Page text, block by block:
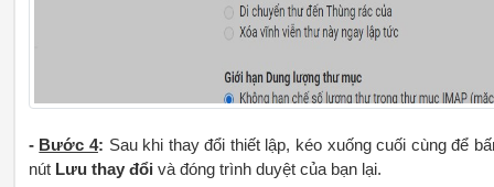
- Bước 4: Sau khi thay đổi thiết lập, kéo xuống cuối cùng để
nút Lưu thay đổi và đóng trình duyệt của bạn lại.